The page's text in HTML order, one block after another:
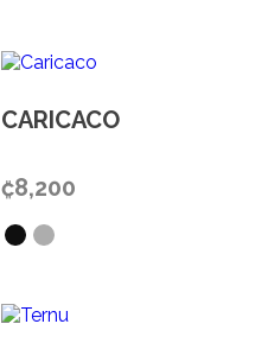
CARICACO
₡8,200